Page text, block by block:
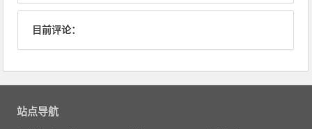
目前评论：
站点导航